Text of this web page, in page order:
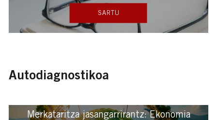
SARTU
Autodiagnostikoa
Merkataritza jasangarrirantz: Ekonomia